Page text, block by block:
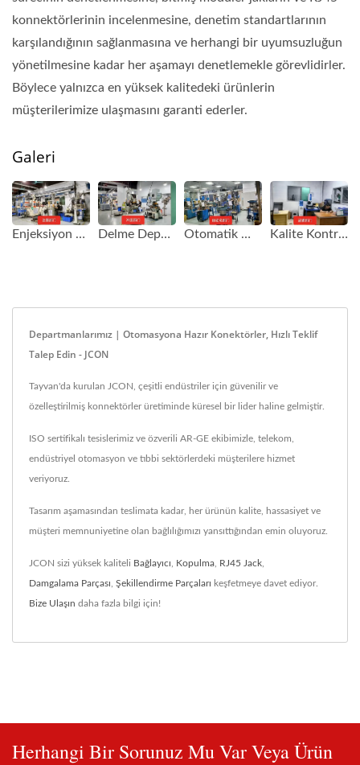
konnektörlerinin incelenmesine, denetim standartlarının
karşılandığının sağlanmasına ve herhangi bir uyumsuzluğun
yönetilmesine kadar her aşamayı denetlemekle görevlidirler.
Böylece yalnızca en yüksek kalitedeki ürünlerin
müşterilerimize ulaşmasını garanti ederler.
Galeri
Enjeksiyon Departmanı Delme Departmanı Otomatik Montaj Departmanı Kalite Kontrol Departmanı
Departmanlarımız | Otomasyona Hazır Konektörler, Hızlı Teklif
Talep Edin - JCON
Tayvan'da kurulan JCON, çeşitli endüstriler için güvenilir ve
özelleştirilmiş konnektörler üretiminde küresel bir lider haline gelmiştir.
ISO sertifikalı tesislerimiz ve özverili AR-GE ekibimizle, telekom,
endüstriyel otomasyon ve tıbbi sektörlerdeki müşterilere hizmet
veriyoruz.
Tasarım aşamasından teslimata kadar, her ürünün kalite, hassasiyet ve
müşteri memnuniyetine olan bağlılığımızı yansıttığından emin oluyoruz.
JCON sizi yüksek kaliteli Bağlayıcı Kopulma RJ45 Jack
Damgalama Parçası Şekillendirme Parçaları keşfetmeye davet ediyor.
Bize Ulaşın daha fazla bilgi için!
Herhangi Bir Sorunuz Mu Var Veya Ürün